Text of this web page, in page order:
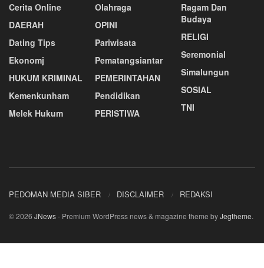
Cerita Online
DAERAH
Dating Tips
Ekonomj
HUKUM KRIMINAL
Kemenkunham
Melek Hukum
Olahraga
OPINI
Pariwisata
Pematangsiantar
PEMERINTAHAN
Pendidikan
PERISTIWA
Ragam Dan
Budaya
RELIGI
Seremonial
Simalungun
SOSIAL
TNI
PEDOMAN MEDIA SIBER DISCLAIMER REDAKSI
© 2026 JNews- Premium WordPress news & magazine theme byJegtheme.